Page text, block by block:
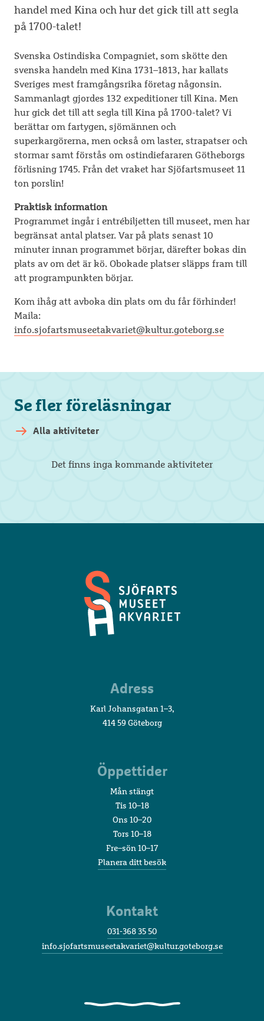
handel med Kina och hur det gick till att segla
på 1700-talet!
Svenska Ostindiska Compagniet, som skötte den
svenska handeln med Kina 1731–1813, har kallats
Sveriges mest framgångsrika företag någonsin.
Sammanlagt gjordes 132 expeditioner till Kina. Men
hur gick det till att segla till Kina på 1700-talet? Vi
berättar om fartygen, sjömännen och
superkargörerna, men också om laster, strapatser och
stormar samt förstås om ostindiefararen Götheborgs
förlisning 1745. Från det vraket har Sjöfartsmuseet 11
ton porslin!
Praktisk information
Programmet ingår i entrébiljetten till museet, men har
begränsat antal platser. Var på plats senast 10
minuter innan programmet börjar, därefter bokas din
plats av om det är kö. Obokade platser släpps fram till
att programpunkten börjar.
Kom ihåg att avboka din plats om du får förhinder!
Maila:
info.sjofartsmuseetakvariet@kultur.goteborg.se
Se fler föreläsningar
Alla aktiviteter
Det finns inga kommande aktiviteter
AkvarietAdress
Karl Johansgatan 1–3,
414 59 Göteborg
Öppettider
Mån stängt
Tis 10–18
Ons 10–20
Tors 10–18
Fre–sön 10–17
Planera ditt besök
Kontakt
031-368 35 50
info.sjofartsmuseetakvariet@kultur.goteborg.se